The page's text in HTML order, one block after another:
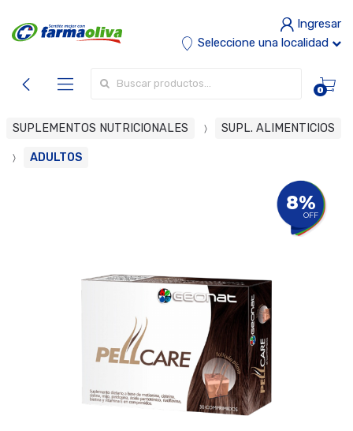
Ingresar
Seleccione una localidad
0
SUPLEMENTOS NUTRICIONALES SUPL. ALIMENTICIOS
ADULTOS
8%
OFF